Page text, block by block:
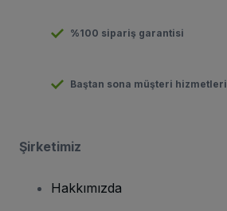
%100 sipariş garantisi
Baştan sona müşteri hizmetleri
Şirketimiz
Hakkımızda